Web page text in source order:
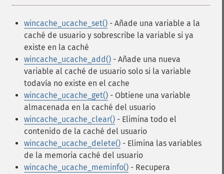
wincache_ucache_set() - Añade una variable a la
caché de usuario y sobrescribe la variable si ya
existe en la caché
wincache_ucache_add() - Añade una nueva
variable al caché de usuario solo si la variable
todavía no existe en el cache
wincache_ucache_get() - Obtiene una variable
almacenada en la caché del usuario
wincache_ucache_clear() - Elimina todo el
contenido de la caché del usuario
wincache_ucache_delete() - Elimina las variables
de la memoria caché del usuario
wincache_ucache_meminfo() - Recupera